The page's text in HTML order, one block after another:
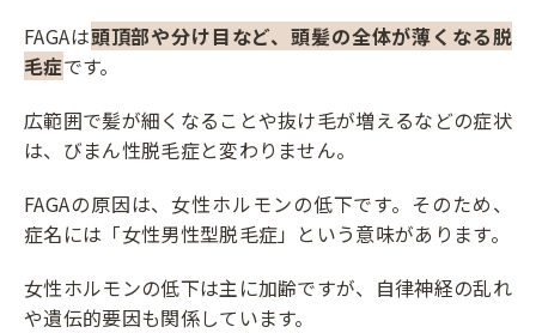
FAGAは頭頂部や分け目など、頭髪の全体が薄くなる脱
毛症です。
広範囲で髪が細くなることや抜け毛が増えるなどの症状
は、びまん性脱毛症と変わりません。
FAGAの原因は、女性ホルモンの低下です。そのため、
症名には「女性男性型脱毛症」という意味があります。
女性ホルモンの低下は主に加齢ですが、自律神経の乱れ
や遺伝的要因も関係しています。